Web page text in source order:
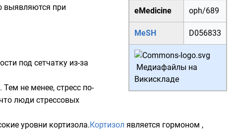
eMedicine oph/689
MeSH D056833
Медиафайлы на
Викискладе
выявляются при
под сетчатку из-за
Тем не менее, стресс по-
люди стрессовых
уровни кортизола.Кортизол является гормоном ,